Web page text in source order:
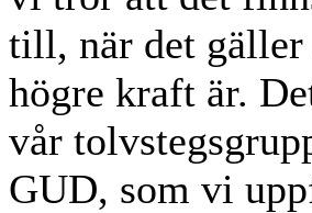
till, när det gäller
högre kraft är.
vår
GUD, som vi